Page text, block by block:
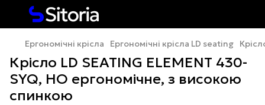
Ергономічні крісла Ергономічні крісла LD seating
Крісло LD SEATING ELEMENT 430-
SYQ, HO ергономічне, з високою
спинкою